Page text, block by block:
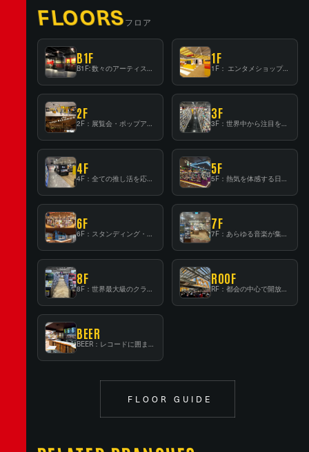
FLOORSフロア
B1F
B1F: 数々のアーティストが立った、インストアイベントの聖地！
1F
1F： エンタメショップならではのイマーシブ空間
2F
2F：展覧会・ポップアップストア等を開催！大型催事スペース「TOWER SPACE SHIBUYA」
3F
3F：世界中から注目を集める〈日本のポップカルチャー〉の発信基地！
4F
4F：全ての推し活を応援するフロア！
5F
5F：熱気を体感する日本一のK-POP空間！
6F
6F：スタンディング・ビアバーを新設した日本最大規模のレコード専門フロア！
7F
7F：あらゆる音楽が集結する最多ジャンルフロア！
8F
8F：世界最大級のクラシック音楽専門フロア！
ROOF
RF：都会の中心で開放感あふれるルーフトップイベントスペース
BEER
BEER：レコードに囲まれたスタンディングバー
FLOOR GUIDE